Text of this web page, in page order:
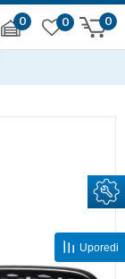
0 0
0
Uporedi